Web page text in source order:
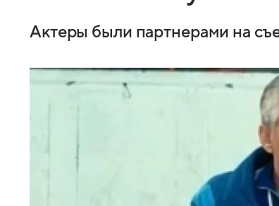
Актеры были партнерами на